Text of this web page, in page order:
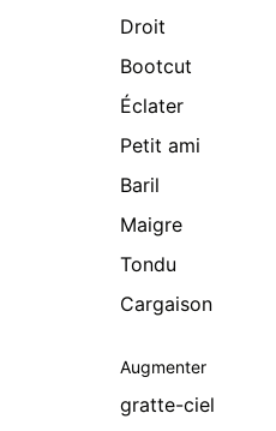
Droit
Bootcut
Éclater
Petit ami
Baril
Maigre
Tondu
Cargaison
Augmenter
gratte-ciel